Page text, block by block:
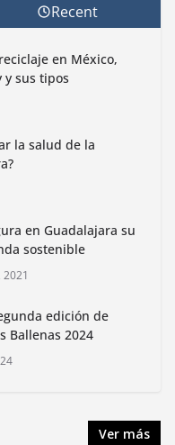
y Humane World
de aves
para
Urbano 2026 y
para promover
y jardines
Recent
en México,
y sus tipos
la salud de la
en Guadalajara su
sostenible
edición de
Ballenas 2024
Ver más